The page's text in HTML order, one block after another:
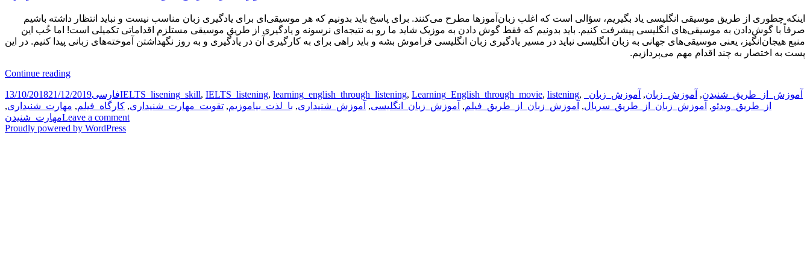
اینکه چطوری از طریق موسیقی انگلیسی یاد بگیریم، سؤالی است که اغلب زبان‌آموز‌ها مطرح می‌کنند. برای پاسخ باید بدونیم که هر موسیقی‌ای برای یادگیری زبان مناسب نیست و نباید انتظار داشته باشیم
صرفاً با گوش‌دادن به موسیقی‌های انگلیسی پیشرفت کنیم. باید بدونیم که فقط گوش دادن به موزیک شاید ما رو به نتیجه‌ای نرسونه و یادگیری از طریق موسیقی مستلزم اقداماتی تکمیلی است! اما خُب این
منبع هیجان‌انگیز، یعنی موسیقی‌های جهانی به زبان انگلیسی نباید در مسیر یادگیری زبان انگلیسی فراموش بشه و باید راهی برای به کارگیری آن در یادگیری و به روز نگهداشتن آموخته‌های زبانی پیدا کنیم. در این
پست به اختصار به چند اقدام مهم می‌پردازیم.
Continue readingچطوری
طریق
موسیقی
انگلیسی
یاد
Posted
on
13/10/201821/12/2019Categories
فارسیTags
IELTS_lisening_skill, IELTS_listening, learning_english_through_listening, Learning_English_through_movie, listening, آموزش_از_طریق_شنیدن, آموزش_زبان, آموزش_زبان_
از_طریق_ویدئو, آموزش_زبان_از_طریق_سریال, آموزش_زبان_از_طریق_فیلم, آموزش_زبان_انگلیسی, آموزش_شنیداری, با_لذت_بیاموزیم, تقویت_مهارت_شنیداری, کارگاه_فیلم, مهارت_شنیداری,
مهارت_شنیدنLeave a commenton
Proudly powered by WordPress